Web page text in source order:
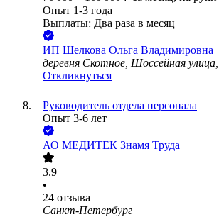
Опыт 1-3 года
Выплаты: Два раза в месяц
ИП Шелкова Ольга Владимировна
деревня Скотное, Шоссейная
Откликнуться
Руководитель отдела персонала
Опыт 3-6 лет
АО МЕДИТЕК Знамя Труда
3.9
•
24 отзыва
Санкт-Петербург